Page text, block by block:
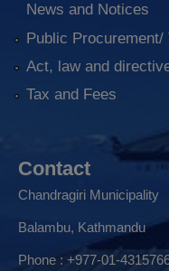
News and Notices
Public Procurement/
Act, law and
Tax and Fees
Contact
Chandragiri Municipality
Balambu, Kathmandu
Phone : +977-01-